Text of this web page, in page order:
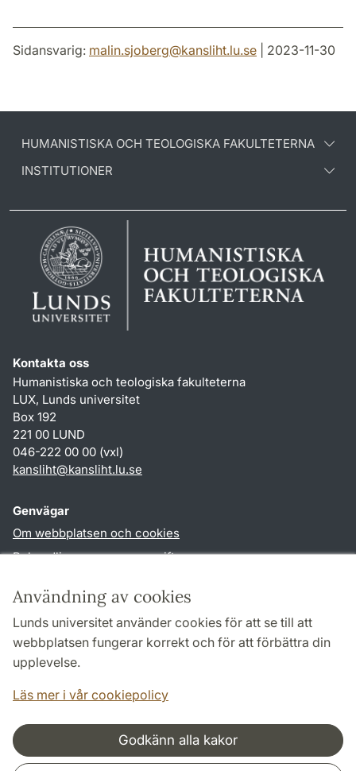
Användning av cookies
Lunds universitet använder cookies för att se till att
webbplatsen fungerar korrekt och för att förbättra din
upplevelse.
Läs mer i vår cookiepolicy
Godkänn alla kakor
Sidansvarig: malin.sjoberg@kansliht.lu.se | 2023-11-30
HUMANISTISKA OCH TEOLOGISKA FAKULTETERNA
INSTITUTIONER
Kontakta oss
Humanistiska och teologiska fakulteterna
LUX, Lunds universitet
Box 192
221 00 LUND
046-222 00 00 (vxl)
kansliht@kansliht.lu.se
Genvägar
Om webbplatsen och cookies
Behandling av personuppgifter
TYPO3-login
Följ oss i sociala medier
Samarbeten och nätverk